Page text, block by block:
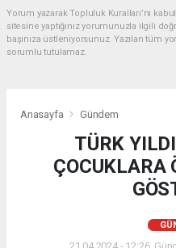
Yorum yazarak Topluluk Kuralları’nı
sitesine yaptığınız yorumunuzla ilgili
başınıza üstleniyorsunuz. Yazılan tüm
sorumlu tutulamaz.
Anasayfa Gündem
TÜRK
ÇOCUKLARA